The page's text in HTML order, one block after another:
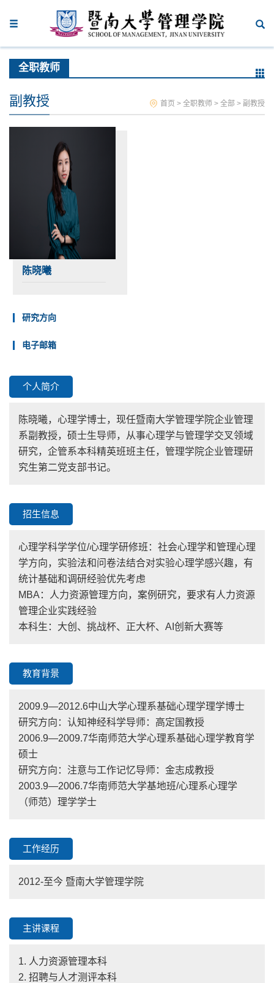
全职教师
副教授 首页 > 全职教师 > 全部 > 副教授
陈晓曦
研究方向
电子邮箱
个人简介
陈晓曦，心理学博士，现任暨南大学管理学院企业管理
系副教授，硕士生导师，从事心理学与管理学交叉领域
研究，企管系本科精英班班主任，管理学院企业管理研
究生第二党支部书记。
招生信息
心理学科学学位/心理学研修班：社会心理学和管理心理
学方向，实验法和问卷法结合对实验心理学感兴趣，有
统计基础和调研经验优先考虑
MBA：人力资源管理方向，案例研究，要求有人力资源
管理企业实践经验
本科生：大创、挑战杯、正大杯、AI创新大赛等
教育背景
2009.9—2012.6中山大学心理系基础心理学理学博士
研究方向：认知神经科学导师：高定国教授
2006.9—2009.7华南师范大学心理系基础心理学教育学
硕士
研究方向：注意与工作记忆导师：金志成教授
2003.9—2006.7华南师范大学基地班/心理系心理学
（师范）理学学士
工作经历
2012-至今 暨南大学管理学院
主讲课程
1. 人力资源管理本科
2. 招聘与人才测评本科